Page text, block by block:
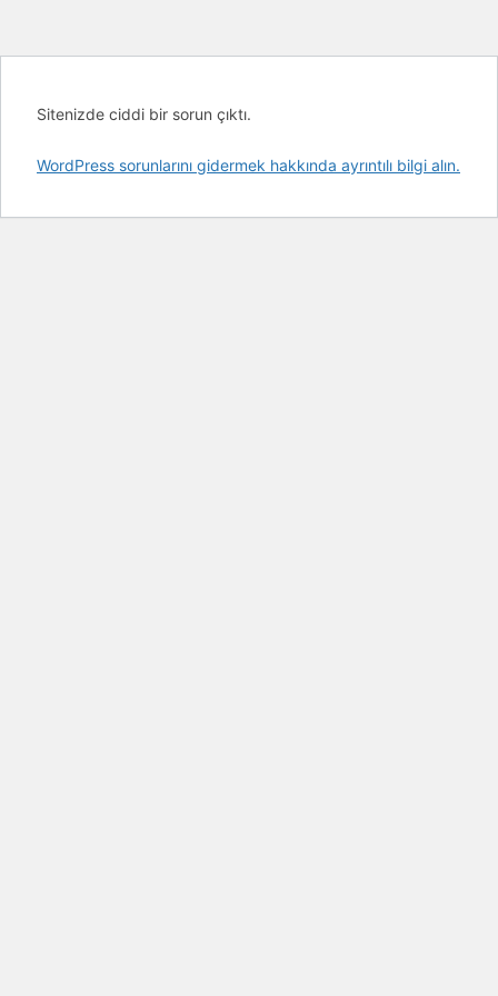
Sitenizde ciddi bir sorun çıktı.
WordPress sorunlarını gidermek hakkında ayrıntılı bilgi alın.